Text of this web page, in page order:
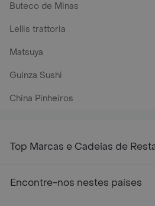
Buteco de Minas
Lellis trattoria
Matsuya
Guinza Sushi
China Pinheiros
Top Marcas e Cadeias de
Encontre-nos nestes países